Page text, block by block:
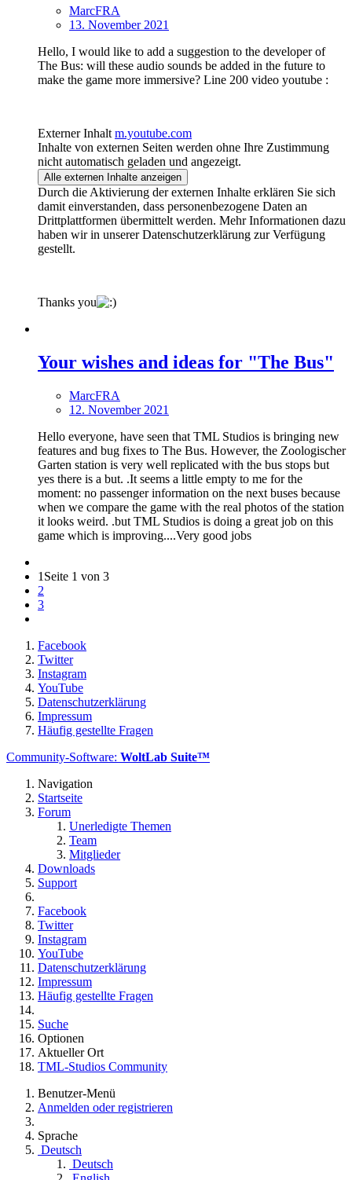
MarcFRA
13. November 2021
Hello, I would like to add a suggestion to the developer of
The Bus: will these audio sounds be added in the future to
make the game more immersive? Line 200 video youtube :
Externer Inhalt m.youtube.com
Inhalte von externen Seiten werden ohne Ihre Zustimmung
nicht automatisch geladen und angezeigt.
Alle externen Inhalte anzeigen
Durch die Aktivierung der externen Inhalte erklären Sie sich
damit einverstanden, dass personenbezogene Daten an
Drittplattformen übermittelt werden. Mehr Informationen dazu
haben wir in unserer Datenschutzerklärung zur Verfügung
gestellt.
Thanks you
Your wishes and ideas for "The Bus"
MarcFRA
12. November 2021
Hello everyone, have seen that TML Studios is bringing new
features and bug fixes to The Bus. However, the Zoologischer
Garten station is very well replicated with the bus stops but
yes there is a but. .It seems a little empty to me for the
moment: no passenger information on the next buses because
when we compare the game with the real photos of the station
it looks weird. .but TML Studios is doing a great job on this
game which is improving....Very good jobs
1 Seite 1 von 3
2
3
Facebook
Twitter
Instagram
YouTube
Datenschutzerklärung
Impressum
Häufig gestellte Fragen
Community-Software: WoltLab Suite™
Navigation
Startseite
Forum
Unerledigte Themen
Team
Mitglieder
Downloads
Support
Facebook
Twitter
Instagram
YouTube
Datenschutzerklärung
Impressum
Häufig gestellte Fragen
Suche
Optionen
Aktueller Ort
TML-Studios Community
Benutzer-Menü
Anmelden oder registrieren
Sprache
Deutsch
Deutsch